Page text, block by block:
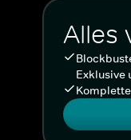
Alles
Exklusive